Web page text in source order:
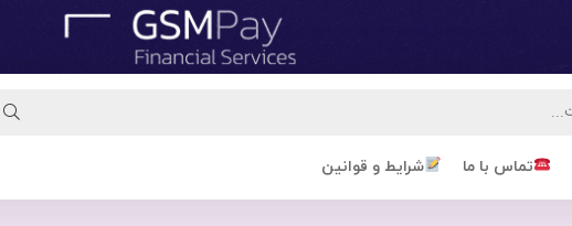
تماس با ما شرایط و قوانین